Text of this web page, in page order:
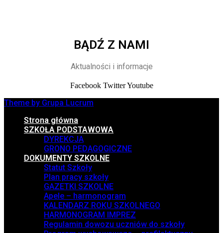
BĄDŹ Z NAMI
Aktualności i informacje
Facebook Twitter Youtube
Theme by Grupa Lucrum
Strona główna
SZKOŁA PODSTAWOWA
DYREKCJA
GRONO PEDAGOGICZNE
DOKUMENTY SZKOLNE
Statut Szkoły
Plan pracy szkoły
GAZETKI SZKOLNE
Apele – harmonogram
KALENDARZ ROKU SZKOLNEGO
HARMONOGRAM IMPREZ
Regulamin dowozu uczniów do szkoły